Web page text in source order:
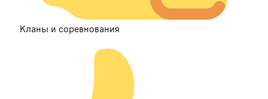
Кланы и соревнования